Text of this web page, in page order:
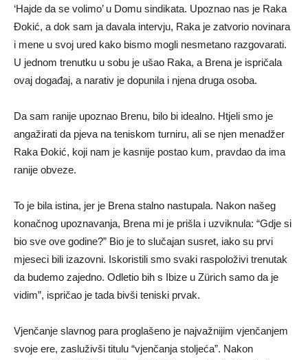
‘Hajde da se volimo’ u Domu sindikata. Upoznao nas je Raka
Đokić, a dok sam ja davala intervju, Raka je zatvorio novinara
i mene u svoj ured kako bismo mogli nesmetano razgovarati.
U jednom trenutku u sobu je ušao Raka, a Brena je ispričala
ovaj događaj, a narativ je dopunila i njena druga osoba.
Da sam ranije upoznao Brenu, bilo bi idealno. Htjeli smo je
angažirati da pjeva na teniskom turniru, ali se njen menadžer
Raka Đokić, koji nam je kasnije postao kum, pravdao da ima
ranije obveze.
To je bila istina, jer je Brena stalno nastupala. Nakon našeg
konačnog upoznavanja, Brena mi je prišla i uzviknula: “Gdje si
bio sve ove godine?” Bio je to slučajan susret, iako su prvi
mjeseci bili izazovni. Iskoristili smo svaki raspoloživi trenutak
da budemo zajedno. Odletio bih s Ibize u Zürich samo da je
vidim”, ispričao je tada bivši teniski prvak.
Vjenčanje slavnog para proglašeno je najvažnijim vjenčanjem
svoje ere, zasluživši titulu “vjenčanja stoljeća”. Nakon